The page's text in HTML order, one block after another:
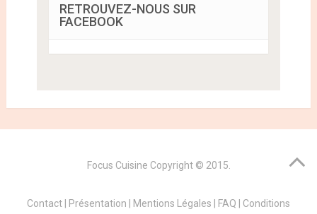
RETROUVEZ-NOUS SUR
FACEBOOK
Focus Cuisine Copyright © 2015.
Contact | Présentation | Mentions Légales | FAQ | Conditions